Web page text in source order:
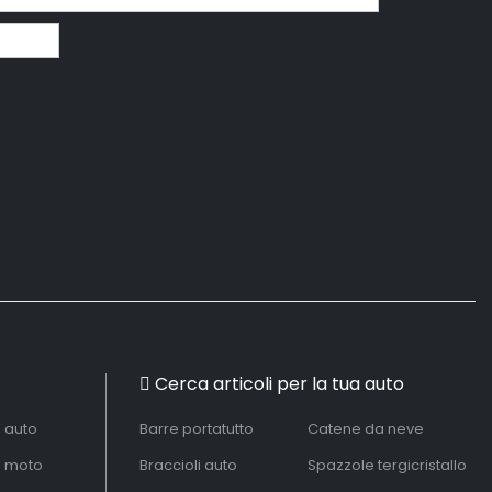
auto
moto
Cerca articoli per la tua auto
Barre portatutto
Braccioli auto
Catene da neve
Spazzole tergicristallo